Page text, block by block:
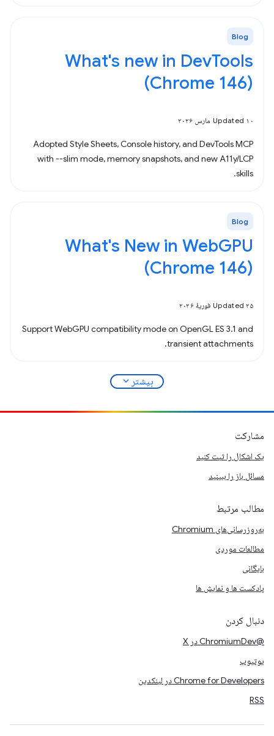
Blog
What's new in DevTools
(Chrome 146)
Updated ۱۰ مارس ۲۰۲۶
Adopted Style Sheets, Console history, and DevTools MCP
with --slim mode, memory snapshots, and new A11y/LCP
skills.
Blog
What's New in WebGPU
(Chrome 146)
Updated ۲۵ فوریهٔ ۲۰۲۶
Support WebGPU compatibility mode on OpenGL ES 3.1 and
transient attachments.
بیشتر expand_more
مشارکت
یک اشکال را ثبت کنید
مسائل باز را ببینید
مطالب مرتبط
به‌روزرسانی‌های Chromium
مطالعات موردی
بایگانی
پادکست ها و نمایش ها
دنبال کردن
@ChromiumDev در X
یوتیوب
Chrome for Developers در لینکدین
RSS